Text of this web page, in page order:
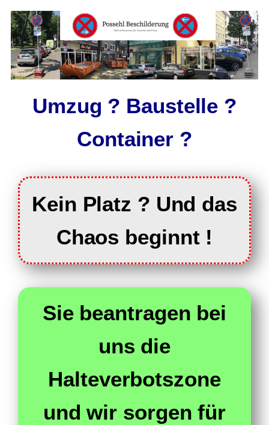
Umzug ? Baustelle ?
Container ?
Kein Platz ? Und das
Chaos beginnt !
Sie beantragen bei
uns die
Halteverbotszone
und wir sorgen für